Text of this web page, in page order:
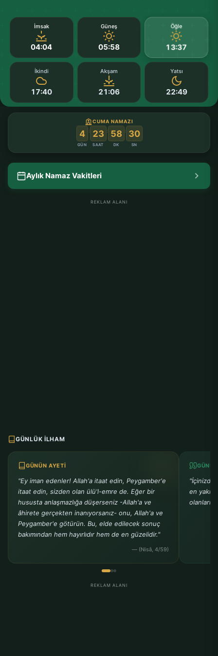
İmsak
04:04
Güneş
05:58
Öğle
13:37
İkindi
17:40
Akşam
21:06
Yatsı
22:49
CUMA NAMAZI
4
GÜN
: 23
SAAT
: 58
DK
: 29
SN
Aylık Namaz Vakitleri
REKLAM ALANI
GÜNLÜK İLHAM
GÜNÜN AYETI
"Ey iman edenler! Allah'a itaat edin, Peygamber'e
itaat edin, sizden olan ülü'l-emre de. Eğer bir
hususta anlaşmazlığa düşerseniz -Allah'a ve
âhirete gerçekten inanıyorsanız- onu, Allah'a ve
Peygamber'e götürün. Bu, elde edilecek sonuç
bakımından hem hayırlıdır hem de en güzelidir."
— (Nisâ, 4/59)
"İçinizde
en yakın
REKLAM ALANI